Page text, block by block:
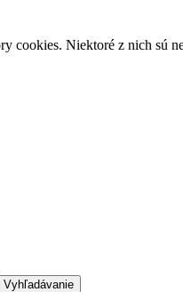
cookies. Niektoré z nich sú
Vyhľadávanie